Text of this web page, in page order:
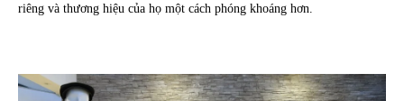
riêng và thương hiệu của họ một cách phóng khoáng hơn.